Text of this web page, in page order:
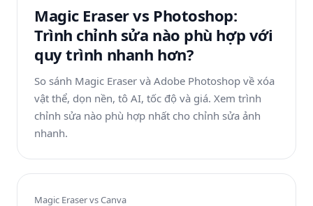
Magic Eraser vs Photoshop:
Trình chỉnh sửa nào phù hợp với
quy trình nhanh hơn?
So sánh Magic Eraser và Adobe Photoshop về xóa
vật thể, dọn nền, tô AI, tốc độ và giá. Xem trình
chỉnh sửa nào phù hợp nhất cho chỉnh sửa ảnh
nhanh.
Magic Eraser vsCanva